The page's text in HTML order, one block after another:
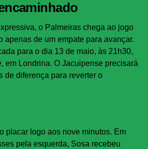
o Palmeiras chega ao jogo
apenas de um empate para avançar.
para o dia 13 de maio, às 21h30,
em Londrina. O Jacuipense precisará
de diferença para reverter o
placar logo aos nove minutos. Em
pela esquerda, Sosa recebeu